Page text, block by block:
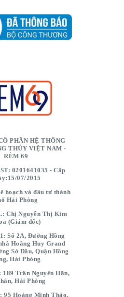
PHẦN HỆ THỐNG
THỦY VIỆT NAM -
RÈM 69
0201641035 - Cấp
07/2015
hoạch và đầu tư thành
Hải Phòng
Chị Nguyễn Thị Kim
(Giám đốc)
Số 2A, Đường Hồng
Hoàng Huy Grand
Sở Dầu, Quận Hồng
Hải Phòng
189 Trần Nguyên Hãn,
Hải Phòng
95 Hoàng Minh Thảo,